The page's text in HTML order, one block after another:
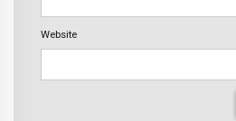
Website